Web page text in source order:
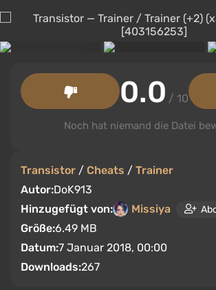
Transistor / Cheats / Trainer
Autor:DoK913
Hinzugefügt von:
Missiya
Größe:6.49 MB
Datum:7 Januar 2018, 00:00
Downloads:267
0.0 / 10
Noch hat niemand die Datei